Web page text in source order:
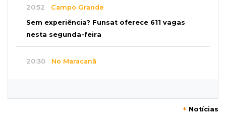
20:52 Campo Grande
Sem experiência? Funsat oferece 611 vagas
nesta segunda-feira
20:30 No Maracanã
+ Notícias